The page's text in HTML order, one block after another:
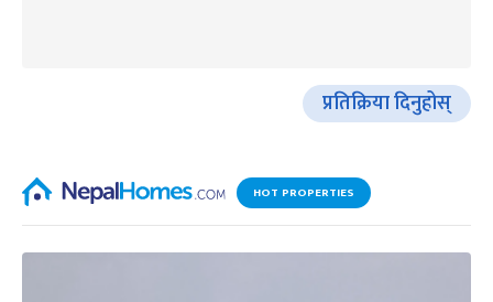
प्रतिक्रिया दिनुहोस्
HOT PROPERTIES